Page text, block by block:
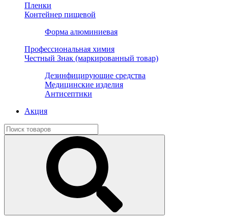
Пленки
Контейнер пищевой
Форма алюминиевая
Профессиональная химия
Честный Знак (маркированный товар)
Дезинфицирующие средства
Медицинские изделия
Антисептики
Акция